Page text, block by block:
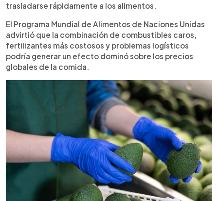
trasladarse rápidamente a los alimentos.
El Programa Mundial de Alimentos de Naciones Unidas
advirtió que la combinación de combustibles caros,
fertilizantes más costosos y problemas logísticos
podría generar un efecto dominó sobre los precios
globales de la comida.